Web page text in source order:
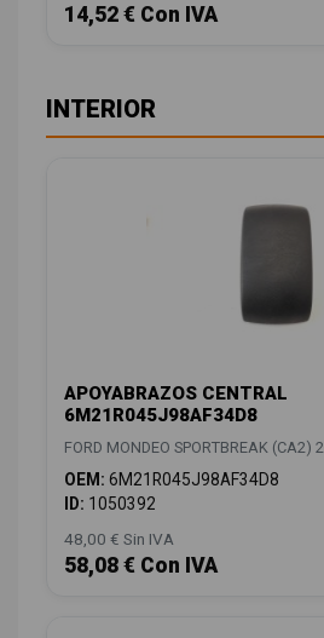
14,52 € Con IVA
INTERIOR
APOYABRAZOS CENTRAL
6M21R045J98AF34D8
FORD MONDEO SPORTBREAK (CA2)
OEM: 6M21R045J98AF34D8
ID: 1050392
48,00 € Sin IVA
58,08 € Con IVA